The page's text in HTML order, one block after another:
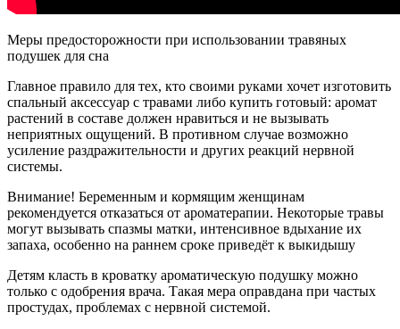
Меры предосторожности при использовании травяных
подушек для сна
Главное правило для тех, кто своими руками хочет изготовить
спальный аксессуар с травами либо купить готовый: аромат
растений в составе должен нравиться и не вызывать
неприятных ощущений. В противном случае возможно
усиление раздражительности и других реакций нервной
системы.
Внимание! Беременным и кормящим женщинам
рекомендуется отказаться от ароматерапии. Некоторые травы
могут вызывать спазмы матки, интенсивное вдыхание их
запаха, особенно на раннем сроке приведёт к выкидышу
Детям класть в кроватку ароматическую подушку можно
только с одобрения врача. Такая мера оправдана при частых
простудах, проблемах с нервной системой.